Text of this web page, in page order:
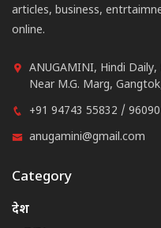
articles, business,
online.
ANUGAMINI, Hindi
Near M.G. Marg,
+91 94743 55832 /
anugamini@gmail.com
Category
देश